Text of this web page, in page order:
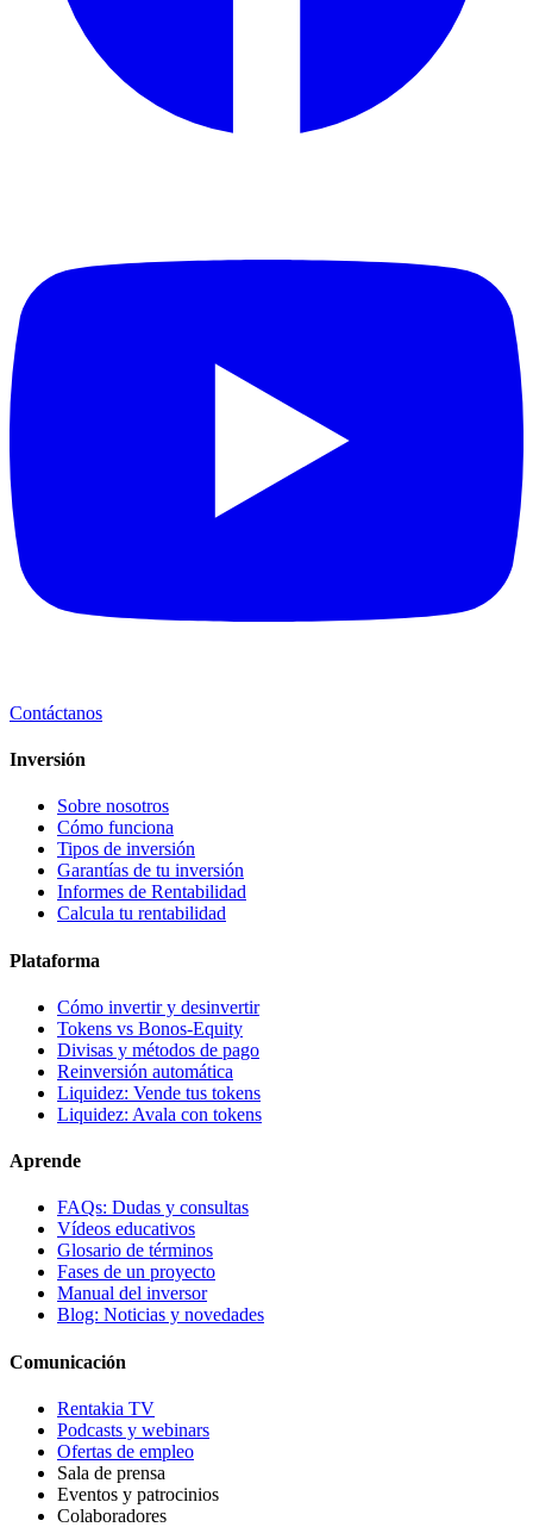
Contáctanos
Inversión
Sobre nosotros
Cómo funciona
Tipos de inversión
Garantías de tu inversión
Informes de Rentabilidad
Calcula tu rentabilidad
Plataforma
Cómo invertir y desinvertir
Tokens vs Bonos-Equity
Divisas y métodos de pago
Reinversión automática
Liquidez: Vende tus tokens
Liquidez: Avala con tokens
Aprende
FAQs: Dudas y consultas
Vídeos educativos
Glosario de términos
Fases de un proyecto
Manual del inversor
Blog: Noticias y novedades
Comunicación
Rentakia TV
Podcasts y webinars
Ofertas de empleo
Sala de prensa
Eventos y patrocinios
Colaboradores